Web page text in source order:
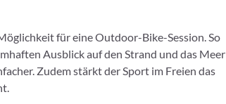
für eine Outdoor-Bike-Session. So
Ausblick auf den Strand und das Meer
Zudem stärkt der Sport im Freien das